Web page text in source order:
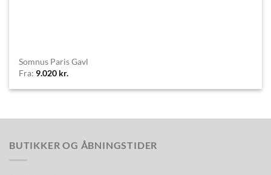
Somnus Paris Gavl
Fra: 9.020 kr.
BUTIKKER OG ÅBNINGSTIDER